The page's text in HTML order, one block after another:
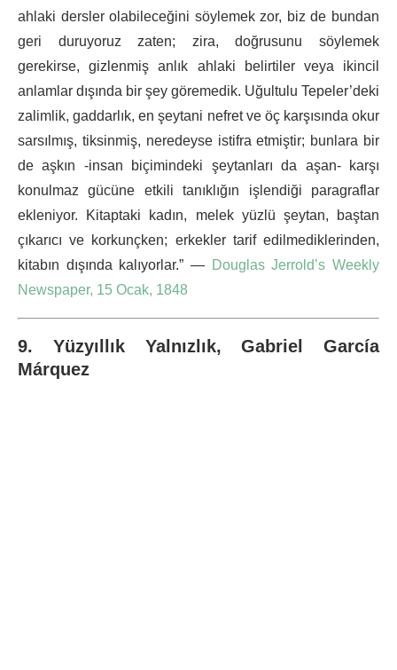
ahlaki dersler olabileceğini söylemek zor, biz de bundan
geri duruyoruz zaten; zira, doğrusunu söylemek
gerekirse, gizlenmiş anlık ahlaki belirtiler veya ikincil
anlamlar dışında bir şey göremedik. Uğultulu Tepeler’deki
zalimlik, gaddarlık, en şeytani nefret ve öç karşısında okur
sarsılmış, tiksinmiş, neredeyse istifra etmiştir; bunlara bir
de aşkın -insan biçimindeki şeytanları da aşan- karşı
konulmaz gücüne etkili tanıklığın işlendiği paragraflar
ekleniyor. Kitaptaki kadın, melek yüzlü şeytan, baştan
çıkarıcı ve korkunçken; erkekler tarif edilmediklerinden,
kitabın dışında kalıyorlar.” — Douglas Jerrold’s Weekly
Newspaper, 15 Ocak, 1848
9. Yüzyıllık Yalnızlık, Gabriel García
Márquez